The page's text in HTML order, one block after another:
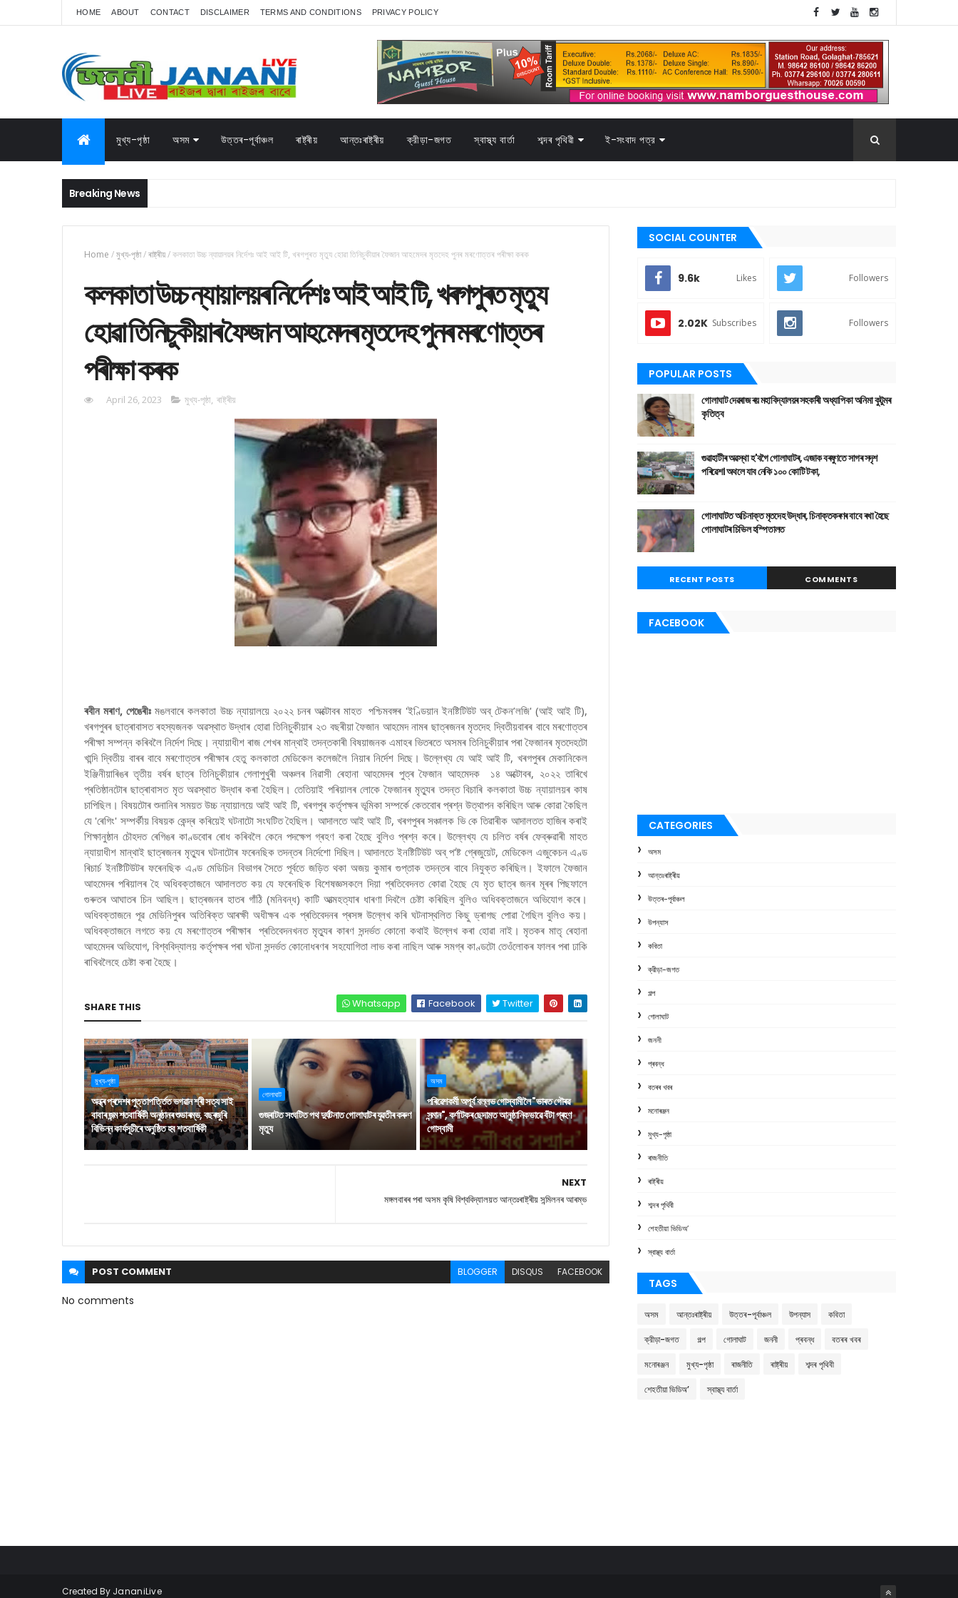
HOME ABOUT CONTACT DISCLAIMER TERMS AND CONDITIONS PRIVACY POLICY
মুখ্য-পৃষ্ঠা অসম উত্তৰ-পূৰ্বাঞ্চল ৰাষ্ট্ৰীয় আন্তঃৰাষ্ট্ৰীয় ক্রীড়া-জগত স্বাস্থ্য বাৰ্তা শব্দৰ পৃথিৱী ই-সংবাদ পত্র
Breaking News
Home /মুখ্য-পৃষ্ঠা/ৰাষ্ট্ৰীয়/কলকাতা উচ্চ ন্যায়ালয়ৰ নিৰ্দেশঃ আই আই টি, খৰগপুৰত মৃত্যু হোৱা তিনিচুকীয়াৰ ফৈজান আহমেদৰ মৃতদেহ পুনৰ মৰণোত্তৰ পৰীক্ষা কৰক
কলকাতা উচ্চ ন্যায়ালয়ৰ নিৰ্দেশঃ আই আই টি, খৰগপুৰত মৃত্যু
হোৱা তিনিচুকীয়াৰ ফৈজান আহমেদৰ মৃতদেহ পুনৰ মৰণোত্তৰ
পৰীক্ষা কৰক
April 26, 2023 মুখ্য-পৃষ্ঠা, ৰাষ্ট্ৰীয়
ৰবীন মৰাণ, পেঙেৰীঃ মঙলবাৰে কলকাতা উচ্চ ন্যায়ালয়ে ২০২২ চনৰ অক্টোবৰ মাহত পশ্চিমবঙ্গৰ 'ইণ্ডিয়ান ইনষ্টিটিউট অব্ টেকন’লজি' (আই আই টি),
খৰগপুৰৰ ছাত্ৰাবাসত ৰহস্যজনক অৱস্থাত উদ্ধাৰ হোৱা তিনিচুকীয়াৰ ২৩ বছৰীয়া ফৈজান আহমেদ নামৰ ছাত্ৰজনৰ মৃতদেহ দ্বিতীয়বাৰৰ বাবে মৰণোত্তৰ
পৰীক্ষা সম্পন্ন কৰিবলৈ নিৰ্দেশ দিছে। ন্যায়াধীশ ৰাজ শেখৰ মান্থাই তদন্তকাৰী বিষয়াজনক এমাহৰ ভিতৰতে অসমৰ তিনিচুকীয়াৰ পৰা ফৈজানৰ মৃতদেহটো
খান্দি দ্বিতীয় বাৰৰ বাবে মৰণোত্তৰ পৰীক্ষাৰ হেতু কলকাতা মেডিকেল কলেজলৈ নিয়াৰ নিৰ্দেশ দিছে। উল্লেখ্য যে আই আই টি, খৰগপুৰৰ মেকানিকেল
ইঞ্জিনীয়াৰিঙৰ তৃতীয় বৰ্ষৰ ছাত্ৰ তিনিচুকীয়াৰ গেলাপুখুৰী অঞ্চলৰ নিৱাসী ৰেহানা আহমেদৰ পুত্ৰ ফৈজান আহমেদক ১৪ অক্টোবৰ, ২০২২ তাৰিখে
প্ৰতিষ্ঠানটোৰ ছাত্ৰাবাসত মৃত অৱস্থাত উদ্ধাৰ কৰা হৈছিল। তেতিয়াই পৰিয়ালৰ লোকে ফৈজানৰ মৃত্যুৰ তদন্ত বিচাৰি কলকাতা উচ্চ ন্যায়ালয়ৰ কাষ
চাপিছিল। বিষয়টোৰ শুনানিৰ সময়ত উচ্চ ন্যায়ালয়ে আই আই টি, খৰগপুৰ কৰ্তৃপক্ষৰ ভূমিকা সম্পৰ্কে কেতবোৰ প্ৰশ্ন উত্থাপন কৰিছিল আৰু কোৱা কৈছিল
যে 'ৰেগিং' সম্পৰ্কীয় বিষয়ক কেন্দ্ৰ কৰিয়েই ঘটনাটো সংঘটিত হৈছিল। আদালতে আই আই টি, খৰগপুৰৰ সঞ্চালক ভি কে তিৱাৰীক আদালতত হাজিৰ কৰাই
শিক্ষানুষ্ঠান চৌহদত ৰেগিঙৰ কাণ্ডবোৰ ৰোধ কৰিবলৈ কেনে পদক্ষেপ গ্ৰহণ কৰা হৈছে বুলিও প্ৰশ্ন কৰে। উল্লেখ্য যে চলিত বৰ্ষৰ ফেব্ৰুৱাৰী মাহত
ন্যায়াধীশ মান্থাই ছাত্ৰজনৰ মৃত্যুৰ ঘটনাটোৰ ফৰেনছিক তদন্তৰ নিৰ্দেশো দিছিল। আদালতে ইনষ্টিটিউট অব্ প'ষ্ট গ্ৰেজুয়েট, মেডিকেল এজুকেচন এণ্ড
ৰিচাৰ্চ ইনষ্টিটিউটৰ ফৰেনছিক এণ্ড মেডিচিন বিভাগৰ সৈতে পূৰ্বতে জড়িত থকা অজয় ​​কুমাৰ গুপ্তাক তদন্তৰ বাবে নিযুক্ত কৰিছিল। ইফালে ফৈজান
আহমেদৰ পৰিয়ালৰ হৈ অধিবক্তাজনে আদালতত কয় যে ফৰেনছিক বিশেষজ্ঞসকলে দিয়া প্ৰতিবেদনত কোৱা হৈছে যে মৃত ছাত্ৰ জনৰ মূৰৰ পিছফালে
গুৰুতৰ আঘাতৰ চিন আছিল। ছাত্ৰজনৰ হাতৰ গাঁ‌ঠি (মনিবন্ধ) কাটি আত্মহত্যাৰ ধাৰণা দিবলৈ চেষ্টা কৰিছিল বুলিও অধিবক্তাজনে অভিযোগ কৰে।
অধিবক্তাজনে পূৱ মেডিনিপুৰৰ অতিৰিক্ত আৰক্ষী অধীক্ষৰ এক প্ৰতিবেদনৰ প্ৰসঙ্গ উল্লেখ কৰি ঘটনাস্থলিত কিছু ড্ৰাগছ পোৱা গৈছিল বুলিও কয়।
অধিবক্তাজনে লগতে কয় যে মৰণোত্তৰ পৰীক্ষাৰ প্ৰতিবেদনখনত মৃত্যুৰ কাৰণ সন্দৰ্ভত কোনো কথাই উল্লেখ কৰা হোৱা নাই। মৃতকৰ মাতৃ ৰেহানা
আহমেদৰ অভিযোগ, বিশ্ববিদ্যালয় কৰ্তৃপক্ষৰ পৰা ঘটনা সন্দৰ্ভত কোনোধৰণৰ সহযোগিতা লাভ কৰা নাছিল আৰু সমগ্ৰ কাণ্ডটো তেওঁলোকৰ ফালৰ পৰা ঢাকি
ৰাখিবলৈহে চেষ্টা কৰা হৈছে।
SHARE THIS Whatsapp Facebook Twitter
মুখ্য-পৃষ্ঠা
অন্ধ্ৰ প্ৰদেশৰ পুত্তাপৰ্ত্তিত ভগৱান শ্ৰী সত্য সাই
বাবাৰ জন্ম শতবাৰ্ষিকী অনুষ্ঠানৰ শুভাৰম্ভ, বছৰজুৰি
বিভিন্ন কাৰ্যসূচীৰে অনুষ্ঠিত হব শতবাৰ্ষিকী
গোলাঘাট
গুজৰাটত সংঘটিত পথ দুৰ্ঘটনাত গোলাঘাটৰ যুৱতীৰ কৰুণ
মৃত্যু
অসম
পৰিৱেশকৰ্মী অপূৰ্ব বল্লভ গোস্বামীলৈ "ভাৰত গৌৰৱ
সন্মান", কৰ্ণাটকৰ ছেদামত আনুষ্ঠানিকভাৱে বঁটা গ্ৰহণ
গোস্বামী
NEXT
মঙ্গলবাৰৰ পৰা অসম কৃষি বিশ্ববিদ্যালয়ত আন্তঃৰাষ্ট্ৰীয় সন্মিলনৰ আৰম্ভ
POST COMMENT BLOGGER DISQUS FACEBOOK
No comments
SOCIAL COUNTER
9.6k Likes Followers
2.02K Subscribes Followers
POPULAR POSTS
গোলাঘাট দেৱৰাজ ৰয় মহাবিদ্যালয়ৰ সহকাৰী অধ্যাপিকা অনিমা কুটুমৰ
কৃতিত্ব
গুৱাহাটীৰ অৱস্থা হ'বগৈ গোলাঘাটৰ, এজাক বৰষুণতে সাগৰ সদৃশ
পৰিৱেশ। অথলে যাব নেকি ১০০ কোটি টকা,
গোলাঘাটত অচিনাক্ত মৃতদেহ উদ্ধাৰ, চিনাক্তকৰণৰ বাবে ৰখা হৈছে
গোলাঘাটৰ চিভিল হস্পিতালত
RECENT POSTS COMMENTS
FACEBOOK
CATEGORIES
অসম
আন্তঃৰাষ্ট্ৰীয়
উত্তৰ-পূৰ্বাঞ্চল
উপন্যাস
কবিতা
ক্রীড়া-জগত
গল্প
গোলাঘাট
জননী
প্ৰবন্ধ
বতৰৰ খবৰ
মনোৰঞ্জন
মুখ্য-পৃষ্ঠা
ৰাজনীতি
ৰাষ্ট্ৰীয়
শব্দৰ পৃথিবী
শেহতীয়া ভিডিঅ’
স্বাস্থ্য বাৰ্তা
TAGS
অসম আন্তঃৰাষ্ট্ৰীয় উত্তৰ-পূৰ্বাঞ্চল উপন্যাস কবিতা
ক্রীড়া-জগত গল্প গোলাঘাট জননী প্ৰবন্ধ বতৰৰ খবৰ
মনোৰঞ্জন মুখ্য-পৃষ্ঠা ৰাজনীতি ৰাষ্ট্ৰীয় শব্দৰ পৃথিবী
শেহতীয়া ভিডিঅ’ স্বাস্থ্য বাৰ্তা
Created By JananiLive